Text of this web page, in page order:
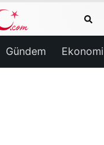
Gündem Ekonomi